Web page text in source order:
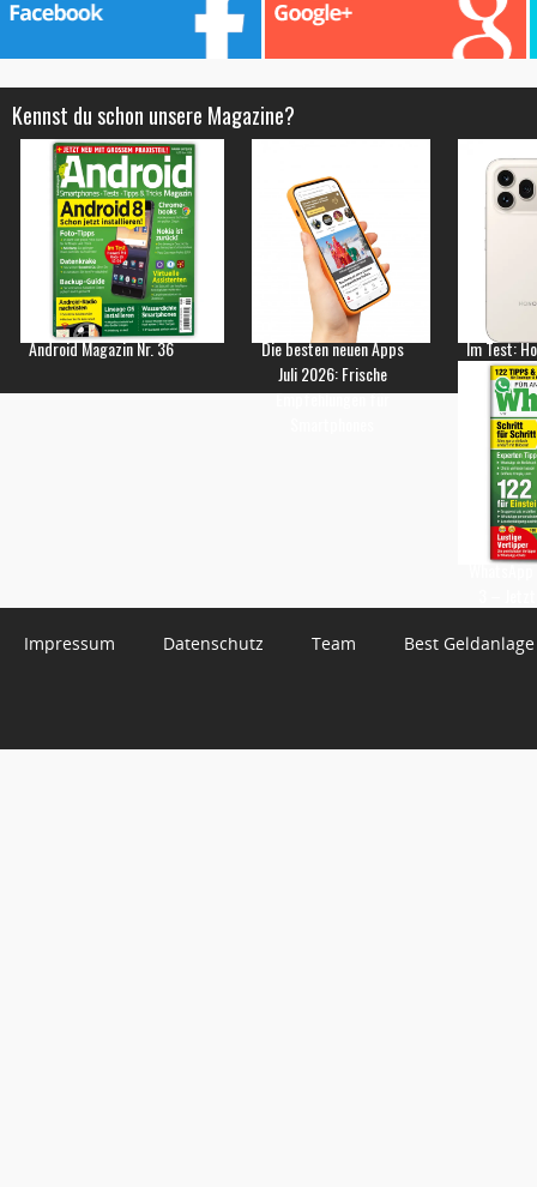
Kennst du schon unsere Magazine?
Android Magazin Nr. 36
Die besten neuen Apps
Juli 2026: Frische
Empfehlungen für
Im Test:
Impressum Datenschutz Team Best Geldanlage